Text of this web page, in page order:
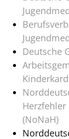
Deutsche
(NoNaH)